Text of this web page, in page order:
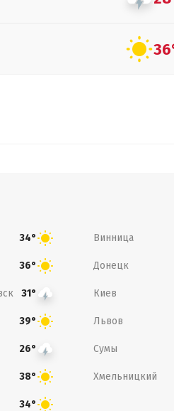
34° Винница
36° Донецк
31° Киев
39° Львов
26° Сумы
38° Хмельницкий
34°